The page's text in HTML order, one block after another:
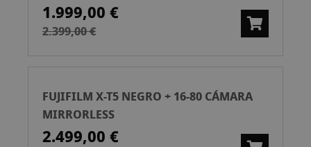
1.999,00 €
2.399,00 €
FUJIFILM X-T5 NEGRO + 16-80 CÁMARA
MIRRORLESS
2.499,00 €